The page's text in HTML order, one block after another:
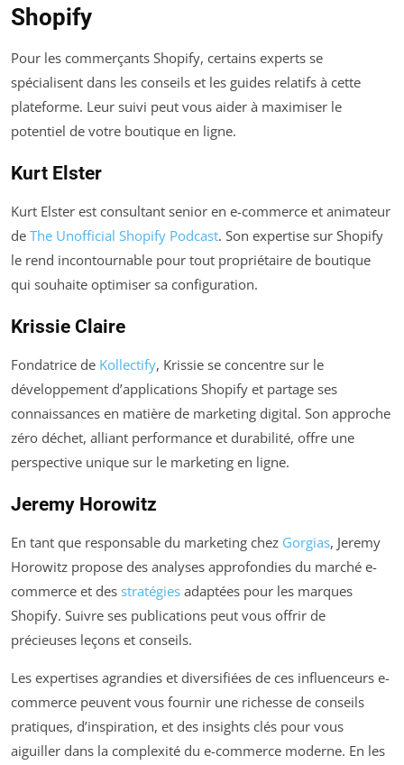
Shopify
Pour les commerçants Shopify, certains experts se
spécialisent dans les conseils et les guides relatifs à cette
plateforme. Leur suivi peut vous aider à maximiser le
potentiel de votre boutique en ligne.
Kurt Elster
Kurt Elster est consultant senior en e-commerce et animateur
de The Unofficial Shopify Podcast. Son expertise sur Shopify
le rend incontournable pour tout propriétaire de boutique
qui souhaite optimiser sa configuration.
Krissie Claire
Fondatrice de Kollectify, Krissie se concentre sur le
développement d’applications Shopify et partage ses
connaissances en matière de marketing digital. Son approche
zéro déchet, alliant performance et durabilité, offre une
perspective unique sur le marketing en ligne.
Jeremy Horowitz
En tant que responsable du marketing chez Gorgias, Jeremy
Horowitz propose des analyses approfondies du marché e-
commerce et des stratégies adaptées pour les marques
Shopify. Suivre ses publications peut vous offrir de
précieuses leçons et conseils.
Les expertises agrandies et diversifiées de ces influenceurs e-
commerce peuvent vous fournir une richesse de conseils
pratiques, d’inspiration, et des insights clés pour vous
aiguiller dans la complexité du e-commerce moderne. En les